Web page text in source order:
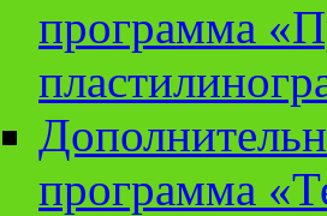
программа
программа